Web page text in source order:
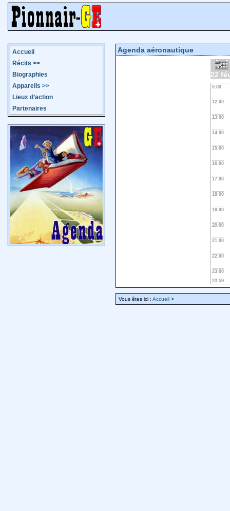
Accueil
Récits >>
Biographies
Appareils >>
Lieux d’action
Partenaires
Agenda aéronautique
22
0:00
12:00
13:00
14:00
15:00
16:00
17:00
18:00
19:00
20:00
21:00
22:00
23:00
23:59
Vous êtes ici : Accueil >